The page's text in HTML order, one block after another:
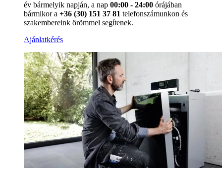
év bármelyik napján, a nap 00:00 - 24:00 órájában
bármikor a +36 (30) 151 37 81 telefonszámunkon és
szakembereink örömmel segítenek.
Ajánlatkérés